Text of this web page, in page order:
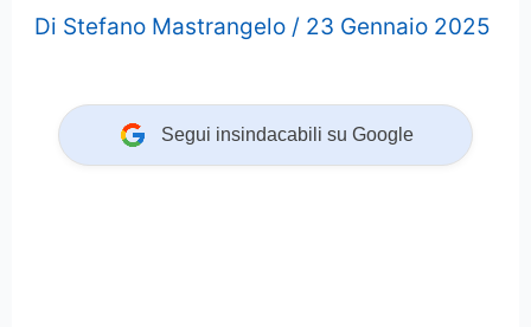
Di Stefano Mastrangelo / 23 Gennaio 2025
Segui insindacabili su Google